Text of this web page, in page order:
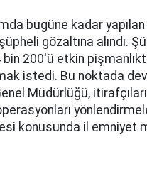
bugüne kadar
gözaltına alındı.
bin 200'ü etkin
istedi. Bu noktada
Müdürlüğü,
konusunda il emniyet